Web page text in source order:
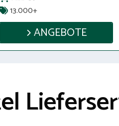
13.000+
ANGEBOTE